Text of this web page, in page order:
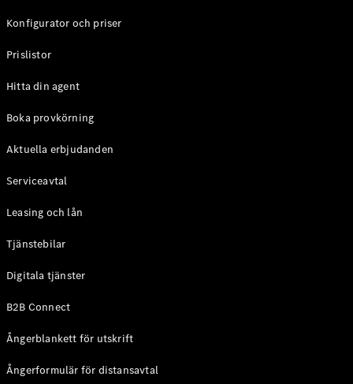
A-Klass
Konfigurator
Mercedes-
Benz Online
Coupé
CLE Coupé
AMG GT
Mercedes-
Konfigurator och priser
Prislistor
Hitta din agent
Boka provkörning
Aktuella erbjudanden
Serviceavtal
Leasing och lån
Tjänstebilar
Digitala tjänster
B2B Connect
Ångerblankett för utskrift
Ångerformulär för distansavtal